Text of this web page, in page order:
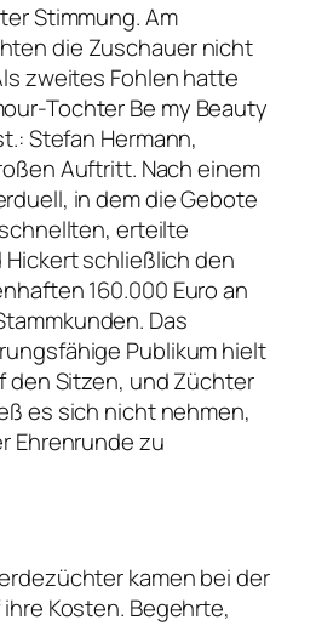
Stimmung. Am
die Zuschauer nicht
zweites Fohlen hatte
Tochter Be my Beauty
Stefan Hermann,
Auftritt. Nach einem
in dem die Gebote
erteilte
schließlich den
160.000 Euro an
Das
Publikum hielt
den Sitzen, und Züchter
es sich nicht nehmen,
Ehrenrunde zu
kamen bei der
Kosten. Begehrte,